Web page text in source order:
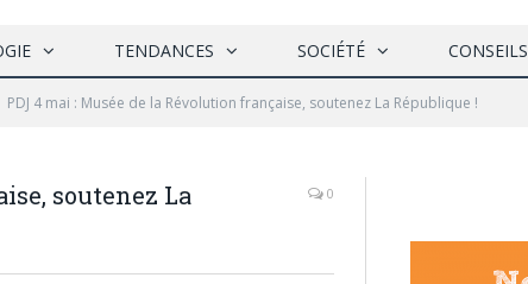
TENDANCES SOCIÉTÉ CONSEILS
PDJ 4 mai : Musée de la Révolution française, soutenez La République !
soutenez La
0